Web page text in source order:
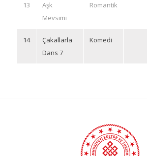
13
Aşk
Mevsimi
Romantik
14
Çakallarla
Dans 7
Komedi